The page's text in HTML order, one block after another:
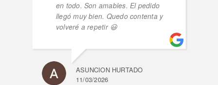
en todo. Son amables. El pedido
llegó muy bien. Quedo contenta y
volveré a repetir 😃
ASUNCION HURTADO
11/03/2026